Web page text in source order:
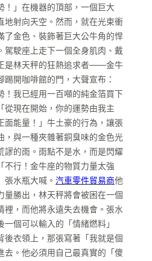
！」在機器的頂部，一個巨大
地射向天空。然而，就在光束衝
了金色、裝飾著巨大公牛角的悍
駕駛座上走下一個全身肌肉、戴
是林天秤的狂熱追求者——金牛
開咖啡館的門，大聲宣布：
！我已經用一百噸的純金箔買下
從現在開始，你的運勢由我主
面能量！」牛土豪的行為，讓張
，與一種夾雜著銅臭味的金色光
謬的雨。雨點不是水，而是閃耀
不行！金牛座的物質力量太強
張水瓶大喊。 汽車零件貿易商他
量勝出，林天秤將會被困在一個
裡，而他將永遠失去機會。張水
個可以輸入的「情緒燃料」
後衣領上，那張寫著「我就是個
去。他必須用自己最真實的「傻